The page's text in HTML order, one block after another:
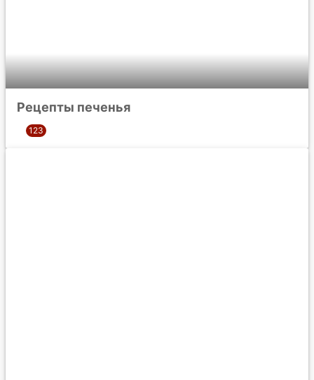
Рецепты печенья